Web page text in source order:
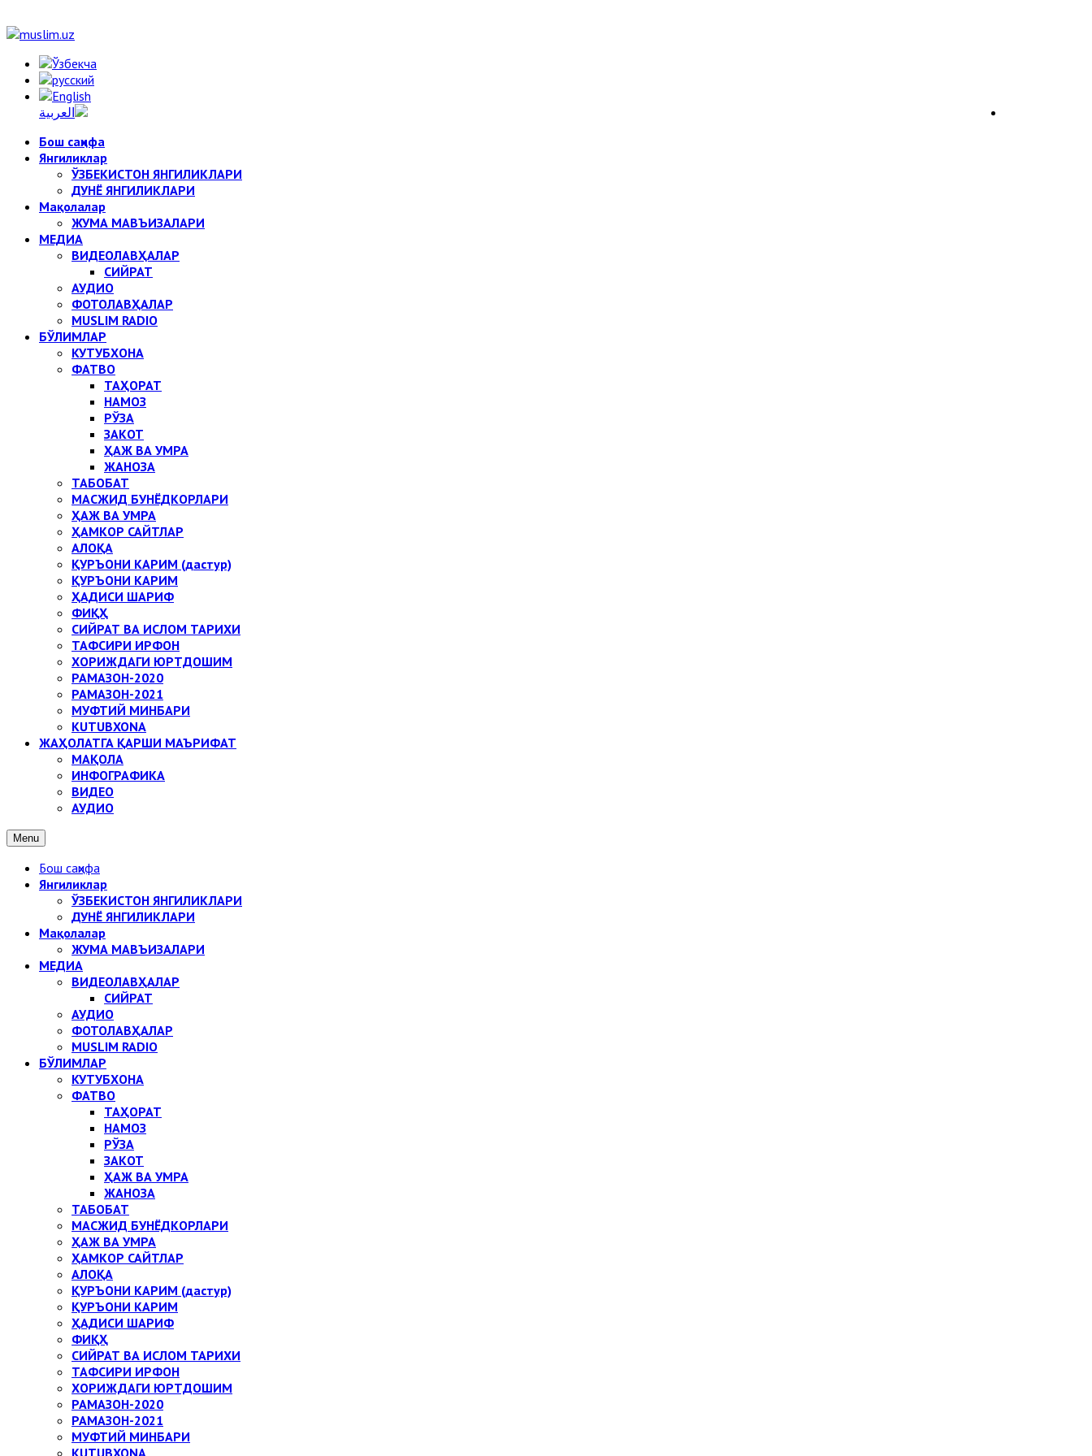
Бош саҳифа
Янгиликлар
ЎЗБЕКИСТОН ЯНГИЛИКЛАРИ
ДУНЁ ЯНГИЛИКЛАРИ
Мақолалар
ЖУМА МАВЪИЗАЛАРИ
МЕДИА
ВИДЕОЛАВҲАЛАР
СИЙРАТ
АУДИО
ФОТОЛАВҲАЛАР
MUSLIM RADIO
БЎЛИМЛАР
КУТУБХОНА
ФАТВО
ТАҲОРАТ
НАМОЗ
РЎЗА
ЗАКОТ
ҲАЖ ВА УМРА
ЖАНОЗА
ТАБОБАТ
МАСЖИД БУНЁДКОРЛАРИ
ҲАЖ ВА УМРА
ҲАМКОР САЙТЛАР
АЛОҚА
ҚУРЪОНИ КАРИМ (дастур)
ҚУРЪОНИ КАРИМ
ҲАДИСИ ШАРИФ
ФИҚҲ
СИЙРАТ ВА ИСЛОМ ТАРИХИ
ТАФСИРИ ИРФОН
ХОРИЖДАГИ ЮРТДОШИМ
РАМАЗОН-2020
РАМАЗОН-2021
МУФТИЙ МИНБАРИ
KUTUBXONA
ЖАҲОЛАТГА ҚАРШИ МАЪРИФАТ
МАҚОЛА
ИНФОГРАФИКА
ВИДЕО
АУДИО
Menu
Бош саҳифа
Янгиликлар
ЎЗБЕКИСТОН ЯНГИЛИКЛАРИ
ДУНЁ ЯНГИЛИКЛАРИ
Мақолалар
ЖУМА МАВЪИЗАЛАРИ
МЕДИА
ВИДЕОЛАВҲАЛАР
СИЙРАТ
АУДИО
ФОТОЛАВҲАЛАР
MUSLIM RADIO
БЎЛИМЛАР
КУТУБХОНА
ФАТВО
ТАҲОРАТ
НАМОЗ
РЎЗА
ЗАКОТ
ҲАЖ ВА УМРА
ЖАНОЗА
ТАБОБАТ
МАСЖИД БУНЁДКОРЛАРИ
ҲАЖ ВА УМРА
ҲАМКОР САЙТЛАР
АЛОҚА
ҚУРЪОНИ КАРИМ (дастур)
ҚУРЪОНИ КАРИМ
ҲАДИСИ ШАРИФ
ФИҚҲ
СИЙРАТ ВА ИСЛОМ ТАРИХИ
ТАФСИРИ ИРФОН
ХОРИЖДАГИ ЮРТДОШИМ
РАМАЗОН-2020
РАМАЗОН-2021
МУФТИЙ МИНБАРИ
KUTUBXONA